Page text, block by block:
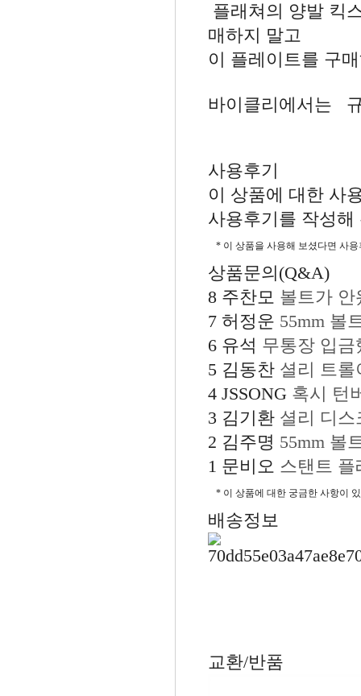
플래쳐의 양발 킥
매하지 말고
이 플레이트를 구
바이클리에서는
사용후기
이 상품에 대한 사
사용후기를 작성
* 이 상품을 사용해 보셨다면 사
상품문의(Q&A)
8 주찬모 볼트가 안
7 허정운 55mm 볼
6 유석 무통장 입
5 김동찬 셜리 트
4 JSSONG 혹시 턴
3 김기환 셜리 디
2 김주명 55mm 볼
1 문비오 스탠트 플
* 이 상품에 대한 궁금한 사항이
배송정보
교환/반품